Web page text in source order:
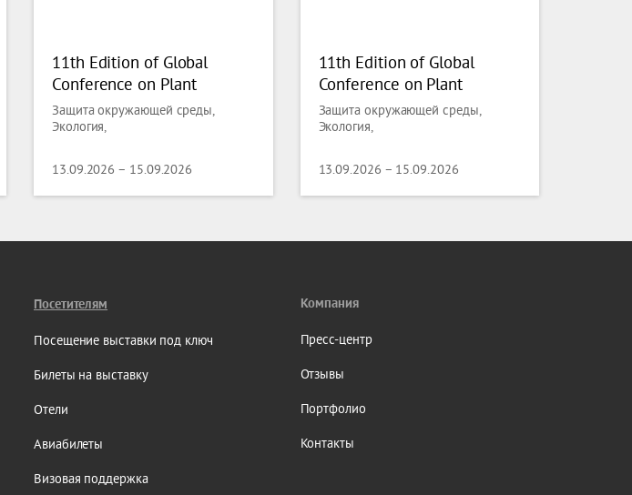
11th Edition of Global
Conference on Plant
Science and Molecular
Biology
Защита окружающей среды,
Экология,
13.09.2026 – 15.09.2026
11th Edition of Global
Conference on Plant
Science and Molecular
Biology
Защита окружающей среды,
Экология,
13.09.2026 – 15.09.2026
Посетителям
Посещение выставки под ключ
Билеты на выставку
Отели
Авиабилеты
Визовая поддержка
Компания
Пресс-центр
Отзывы
Портфолио
Контакты